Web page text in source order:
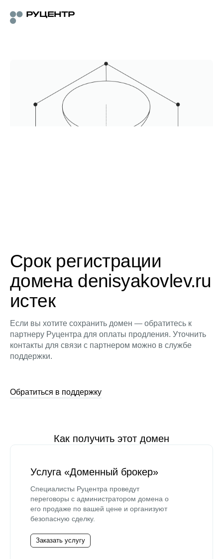
Срок регистрации
домена denisyakovlev.ru
истек
Если вы хотите сохранить домен — обратитесь к
партнеру Руцентра для оплаты продления. Уточнить
контакты для связи с партнером можно в службе
поддержки.
Обратиться в поддержку
Как получить этот домен
Услуга «Доменный брокер»
Специалисты Руцентра проведут
переговоры с администратором домена о
его продаже по вашей цене и организуют
безопасную сделку.
Заказать услугу